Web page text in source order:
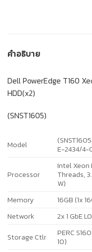
คำอธิบาย
Dell PowerEdge T160
HDD(x2)
(SNST1605)
Model
E-2434/4-
Processor
Intel Xeon
Threads,
W)
Memory
16GB (1x
Network
2x 1 GbE
Storage Ctlr
PERC
10)